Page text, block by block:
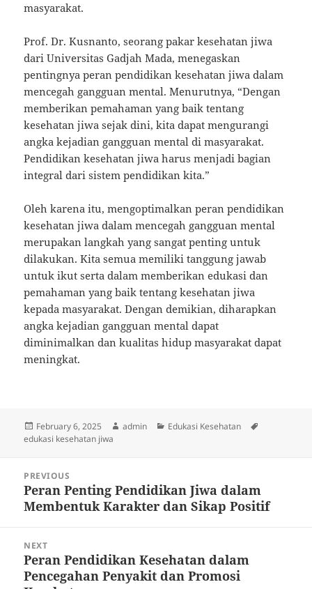
masyarakat.
Prof. Dr. Kusnanto, seorang pakar kesehatan jiwa
dari Universitas Gadjah Mada, menegaskan
pentingnya peran pendidikan kesehatan jiwa dalam
mencegah gangguan mental. Menurutnya, “Dengan
memberikan pemahaman yang baik tentang
kesehatan jiwa sejak dini, kita dapat mengurangi
angka kejadian gangguan mental di masyarakat.
Pendidikan kesehatan jiwa harus menjadi bagian
integral dari sistem pendidikan kita.”
Oleh karena itu, mengoptimalkan peran pendidikan
kesehatan jiwa dalam mencegah gangguan mental
merupakan langkah yang sangat penting untuk
dilakukan. Kita semua memiliki tanggung jawab
untuk ikut serta dalam memberikan edukasi dan
pemahaman yang baik tentang kesehatan jiwa
kepada masyarakat. Dengan demikian, diharapkan
angka kejadian gangguan mental dapat
diminimalkan dan kualitas hidup masyarakat dapat
meningkat.
Posted
on
February 6, 2025 Author
admin Categories
Edukasi Kesehatan
edukasi kesehatan jiwa
navigation
PREVIOUS
Previous
post:
Peran Penting Pendidikan Jiwa dalam
Membentuk Karakter dan Sikap Positif
NEXT
Next
post:
Peran Pendidikan Kesehatan dalam
Pencegahan Penyakit dan Promosi